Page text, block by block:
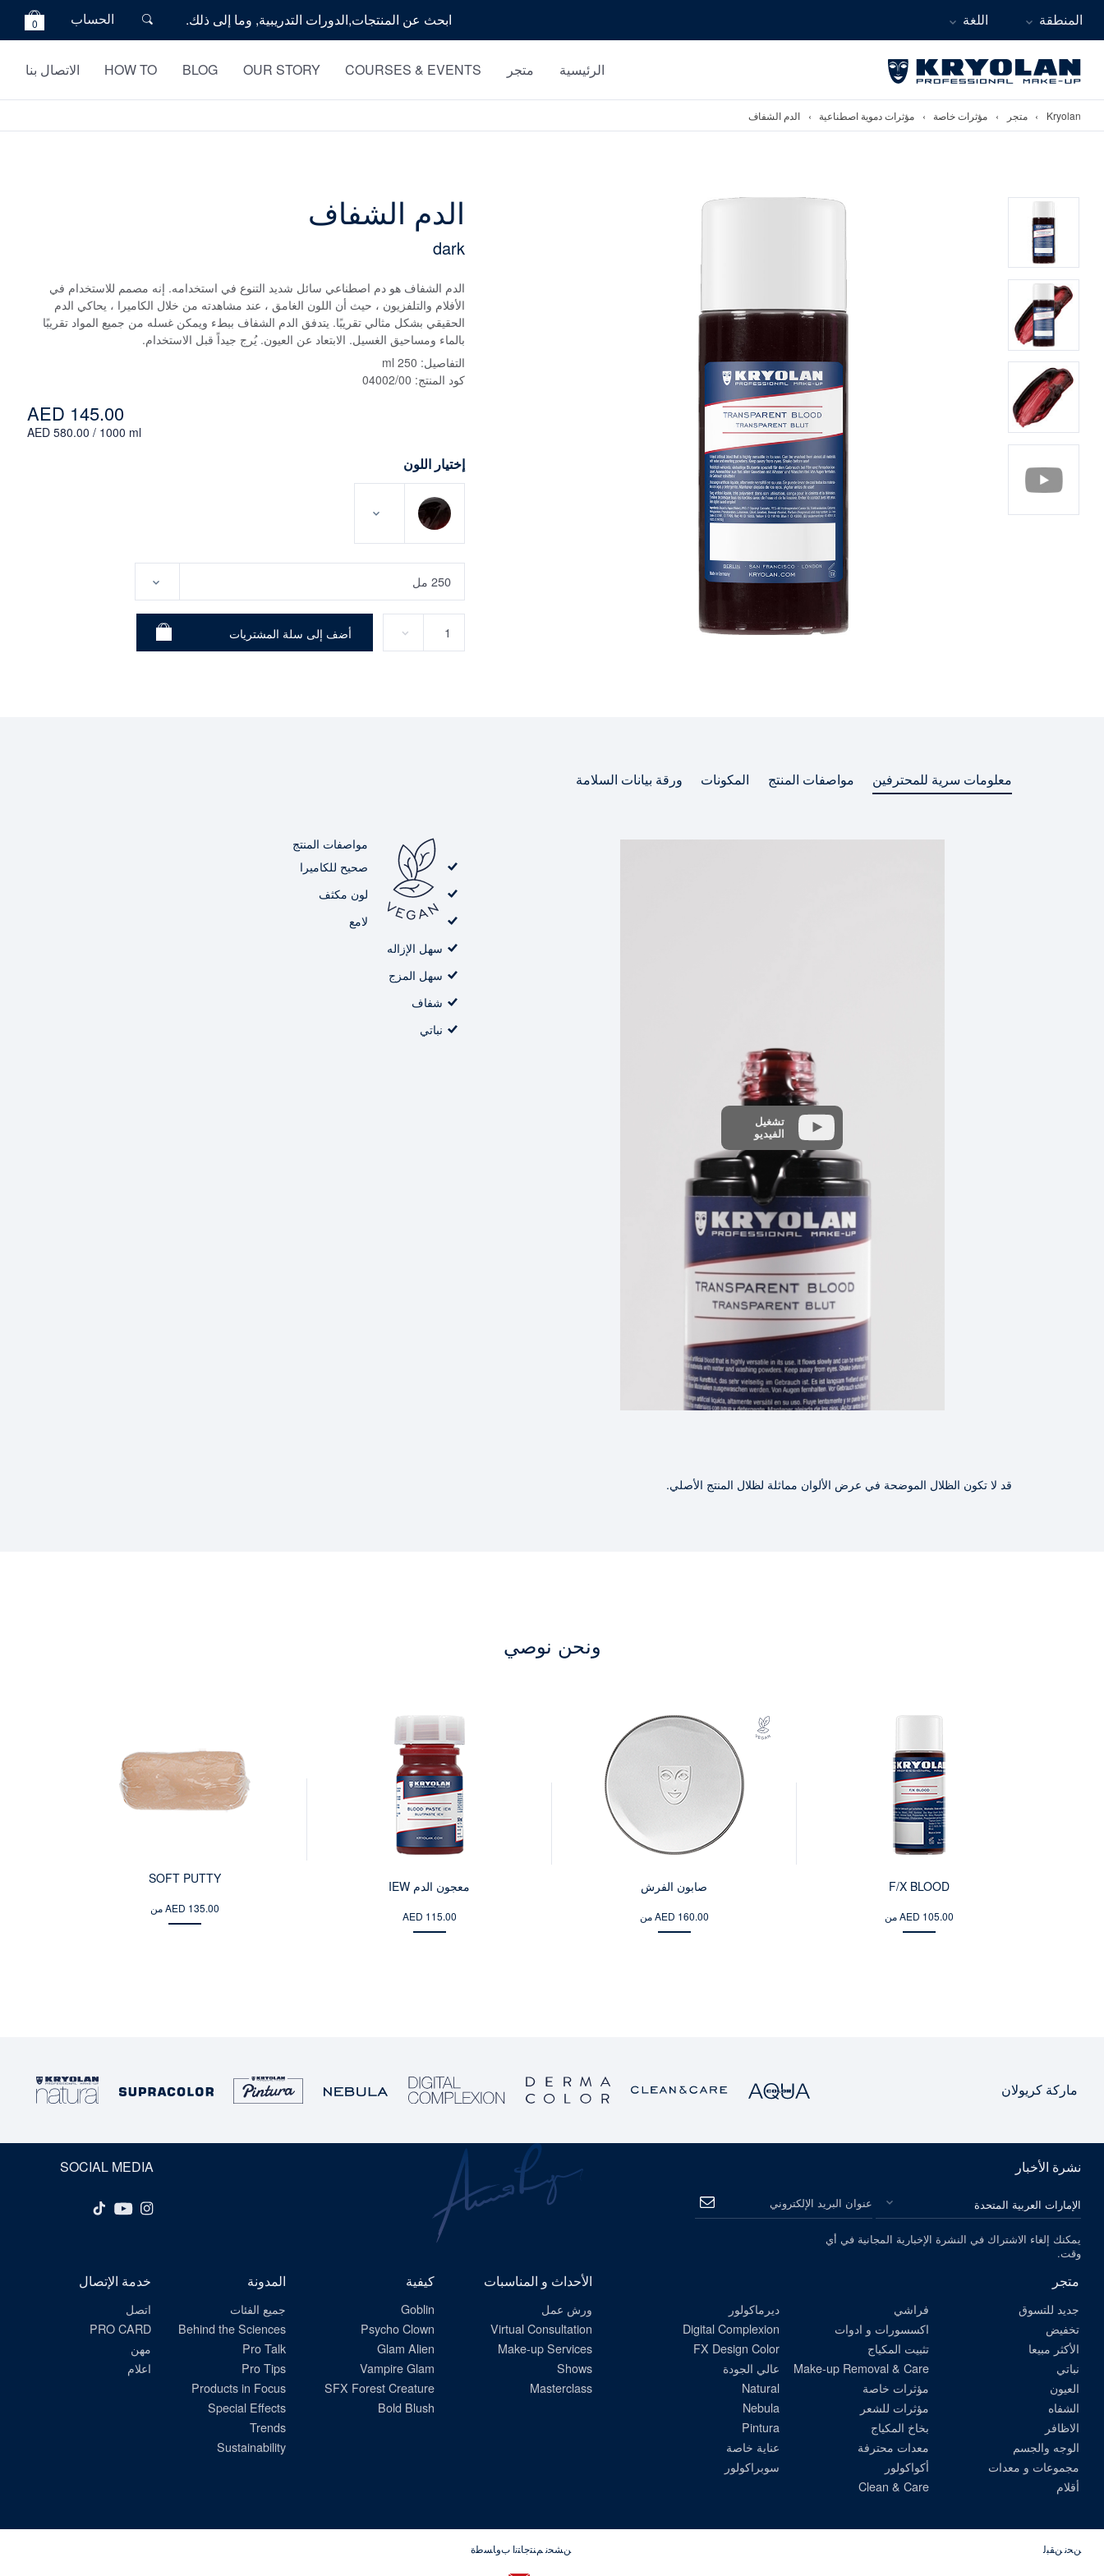
المنطقة اللغة الحساب 0
الرئيسية متجر COURSES & EVENTS
OUR STORY
BLOG
HOW TO الاتصال بنا
Kryolan
› متجر › مؤثرات خاصة › مؤثرات دموية اصطناعية › الدم الشفاف
تشغيل
الفيديو
الدم الشفاف
dark
الدم الشفاف هو دم اصطناعي سائل شديد التنوع في استخدامه. إنه مصمم للاستخدام في
الأفلام والتلفزيون ، حيث أن اللون الغامق ، عند مشاهدته من خلال الكاميرا ، يحاكي الدم
الحقيقي بشكل مثالي تقريبًا. يتدفق الدم الشفاف ببطء ويمكن غسله من جميع المواد تقريبًا
بالماء ومساحيق الغسيل. الابتعاد عن العيون. يُرج جيداً قبل الاستخدام.
التفاصيل: 250 ml
كود المنتج: 04002/00
AED 145.00
AED 580.00 / 1000 ml
إختيار اللون
معلومات سرية للمحترفين مواصفات المنتج المكونات ورقة بيانات السلامة
تشغيل
الفيديو
مواصفات المنتج
صحيح للكاميرا
لون مكثف
لامع
سهل الإزاله
سهل المزج
شفاف
نباتي
قد لا تكون الظلال الموضحة في عرض الألوان مماثلة لظلال المنتج الأصلي.
ونحن نوصي
F/X BLOOD
من AED 105.00
صابون الفرش
من AED 160.00
معجون الدم IEW
AED 115.00
SOFT PUTTY
من AED 135.00
ماركة كريولان
SOCIAL MEDIA نشرة الأخبار
الرجاء اختيار بلدك
عنوان البريد الإلكتروني
الاشتراك
يمكنك إلغاء الاشتراك في النشرة الإخبارية المجانية في أي
وقت.
متجر
جديد للتسوق
تخفيض
الأكثر مبيعا
نباتي
العيون
الشفاه
الاظافر
الوجه والجسم
مجموعات و معدات
أقلام
فراشي
اكسسورات و ادوات
تثبيت المكياج
Make-up Removal & Care
مؤثرات خاصة
مؤثرات للشعر
بخاخ المكياج
معدات محترفة
أكواكولور
Clean & Care
ديرماكولور
Digital Complexion
FX Design Color
عالي الجودة
Natural
Nebula
Pintura
عناية خاصة
سوبراكولور
الأحداث و المناسبات
ورش عمل
Virtual Consultation
Make-up Services
Shows
Masterclass
كيفية
Goblin
Psycho Clown
Glam Alien
Vampire Glam
SFX Forest Creature
Bold Blush
المدونة
جميع الفئات
Behind the Sciences
Pro Talk
Pro Tips
Products in Focus
Special Effects
Trends
Sustainability
خدمة الإتصال
اتصل
PRO CARD
مهن
اعلام
ﻦﺤﻧ ﻦﻘﺒﻟ ﻦﺸﺤﻧ ﻢﻨﺘﺟﺎﺘﻧﺍ ﺏﻭﺎﺴﻃﺓ